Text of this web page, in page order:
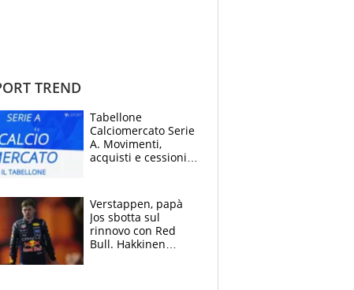
TREND
Tabellone
Calciomercato Serie
A. Movimenti,
acquisti e cessioni:
Verstappen, papà
Jos sbotta sul
rinnovo con Red
Bull. Hakkinen